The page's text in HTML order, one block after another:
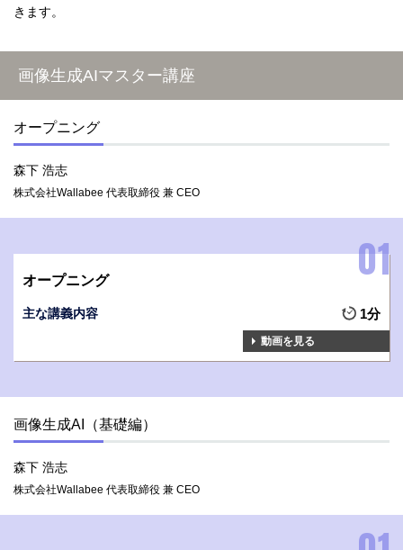
きます。
画像生成AIマスター講座
オープニング
森下 浩志
株式会社Wallabee 代表取締役 兼 CEO
オープニング
主な講義内容 1分
動画を見る
画像生成AI（基礎編）
森下 浩志
株式会社Wallabee 代表取締役 兼 CEO